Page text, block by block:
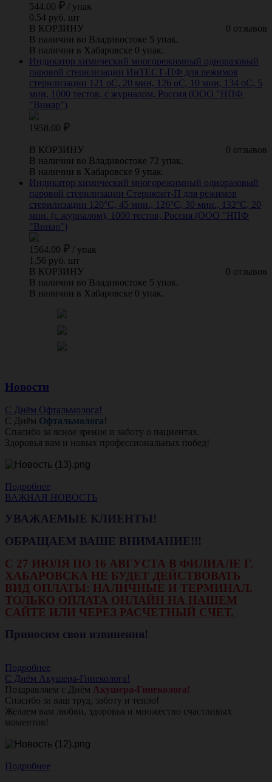
544.00 / упак
0.54 руб. шт
0 отзывов
В КОРЗИНУ
В наличии во Владивостоке 5 упак.
В наличии в Хабаровске 0 упак.
Индикатор химический многорежимный одноразовый
паровой стерилизации ИнТЕСТ-ПФ для режимов
стерилизации 121 оС, 20 мин, 126 оС, 10 мин, 134 оС, 5
мин, 1000 тестов, с журналом, Россия (ООО "НПФ
"Винар")
1958.00
0 отзывов
В КОРЗИНУ
В наличии во Владивостоке 72 упак.
В наличии в Хабаровске 9 упак.
Индикатор химический многорежимный одноразовый
паровой стерилизации Стериконт-П для режимов
стерилизации 120°С, 45 мин., 126°С, 30 мин., 132°С, 20
мин. (с журналом), 1000 тестов, Россия (ООО "НПФ
"Винар")
1564.00 / упак
1.56 руб. шт
0 отзывов
В КОРЗИНУ
В наличии во Владивостоке 5 упак.
В наличии в Хабаровске 0 упак.
Новости
С Днём Офтальмолога!
С Днём Офтальмолога!
Спасибо за ясное зрение и заботу о пациентах.
Здоровья вам и новых профессиональных побед!
Подробнее
ВАЖНАЯ НОВОСТЬ
УВАЖАЕМЫЕ КЛИЕНТЫ!
ОБРАЩАЕМ ВАШЕ ВНИМАНИЕ!!!
С 27 ИЮЛЯ ПО 16 АВГУСТА В ФИЛИАЛЕ Г.
ХАБАРОВСКА НЕ БУДЕТ ДЕЙСТВОВАТЬ
ВИД ОПЛАТЫ: НАЛИЧНЫЕ И ТЕРМИНАЛ.
ТОЛЬКО ОПЛАТА ОНЛАЙН НА НАШЕМ
САЙТЕ ИЛИ ЧЕРЕЗ РАСЧЕТНЫЙ СЧЕТ.
Приносим свои извинения!
Подробнее
С Днём Акушера-Гинеколога!
Поздравляем с Днём Акушера-Гинеколога!
Спасибо за ваш труд, заботу и тепло!
Желаем вам любви, здоровья и множество счастливых
моментов!
Подробнее